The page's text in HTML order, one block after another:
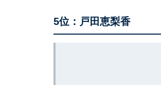
5位：戸田恵梨香